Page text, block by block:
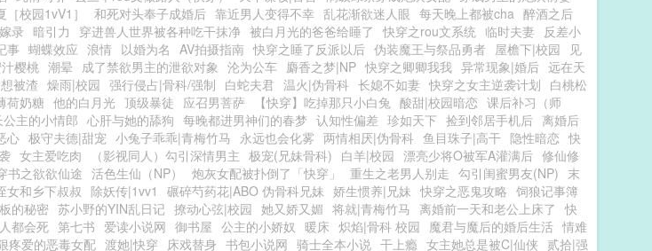
［校园1vV1］ 和死对头奉子成婚后 靠近男人变得不幸 乱花渐欲迷人眼 每天晚上都被cha 醉酒之后
录 暗引力 穿进兽人世界被各种吃干抹净 被白月光的爸爸给睡了 快穿之rou文系统 临时夫妻
反差小
事 蝴蝶效应 浪情 以婚为名 AV拍摄指南 快穿之睡了反派以后 伪装魔王与祭品勇者 屋檐下|校园
见
樱桃 潮晕 成了禁欲男主的泄欲对象 沦为公车 麝香之梦|NP 快穿之卿卿我我 异常现象|婚后 远在天
被渣 燥雨|校园 强行侵占|骨科/强制 白蛇夫君 温火|伪骨科 长媳不如妻 快穿之女主逆袭计划 白桃松
荷奶糖 他的白月光 顶级暴徒 应召男菩萨 【快穿】吃掉那只小白兔 酸甜|校园暗恋 课后补习（师
公主的小情郎 心肝与她的舔狗 每晚都进男神们的春梦 认知性偏差 珍如天下 捡到邻居手机后 离婚后
心 极守夫德|甜宠 小兔子乖乖|青梅竹马 永远也会化雾 两情相厌|伪骨科 鱼目珠子|高干 隐性暗恋 快
女主爱吃肉 （影视同人）勾引深情男主 极宠(兄妹骨科) 白羊|校园 漂亮少将O被军A灌满后 修仙修
书之欲欲仙途 活色生仙（NP） 炮灰女配被扑倒了「快穿」 重生之老男人别走 勾引闺蜜男友(NP) 末
女和乡下叔叔 除妖传|1vv1 碾碎芍药花|ABO 伪骨科兄妹 娇生惯养|兄妹 快穿之恶鬼攻略 饲狼记事簿
的秘密 苏小野的YIN乱日记 撩动心弦|校园 她又娇又媚 将就|青梅竹马 离婚前一天和老公上床了 快
都会死 第七书 爱读小说网 御书屋 公主的小娇奴 暖床 炽焰|骨科 校园 魔君与魔后的婚后生活 情难
疼爱的恶毒女配 渡她|快穿 床戏替身 书包小说网 骑士全本小说 干上瘾 女主她总是被C|仙侠 贰拾|强